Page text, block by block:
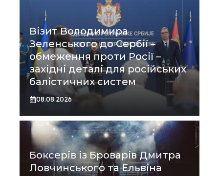
Візит Володимира
Зеленського до Сербії –
обмеження проти Росії –
західні деталі для російських
балістичних систем
08.08.2026
Боксерів із Броварів Дмитра
Ловчинського та Ельвіна